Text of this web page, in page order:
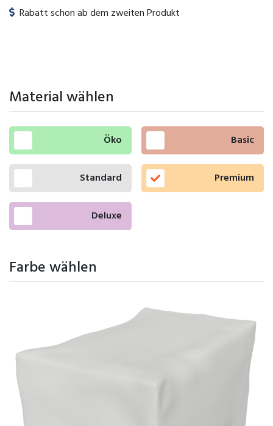
Rabatt schon ab dem zweiten Produkt
Material wählen
Öko Basic
Standard Premium
Deluxe
Farbe wählen